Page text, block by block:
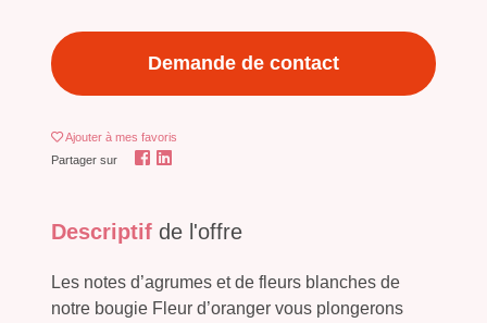
Demande de contact
Ajouter à mes favoris
Partager sur
Descriptif de l'offre
Les notes d’agrumes et de fleurs blanches de
notre bougie Fleur d’oranger vous plongerons